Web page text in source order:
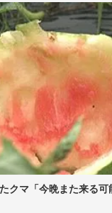
クマ「今晩また来る